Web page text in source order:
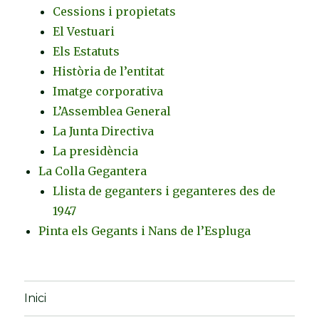
Cessions i propietats
El Vestuari
Els Estatuts
Història de l’entitat
Imatge corporativa
L’Assemblea General
La Junta Directiva
La presidència
La Colla Gegantera
Llista de geganters i geganteres des de
1947
Pinta els Gegants i Nans de l’Espluga
Inici